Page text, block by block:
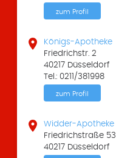
zum Profil

Königs-Apotheke
Friedrichstr. 2
40217 Düsseldorf
Tel.: 0211/381998
zum Profil

Widder-Apotheke
Friedrichstraße 53
40217 Düsseldorf